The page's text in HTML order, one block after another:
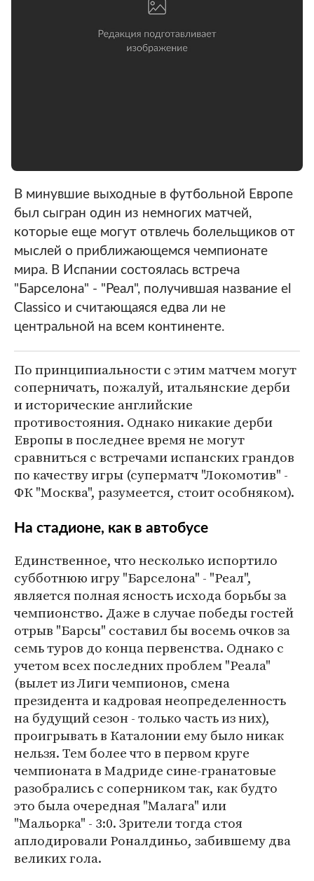
В минувшие выходные в футбольной Европе
был сыгран один из немногих матчей,
которые еще могут отвлечь болельщиков от
мыслей о приближающемся чемпионате
мира. В Испании состоялась встреча
"Барселона" - "Реал", получившая название el
Classico и считающаяся едва ли не
центральной на всем континенте.
По принципиальности с этим матчем могут
соперничать, пожалуй, итальянские дерби
и исторические английские
противостояния. Однако никакие дерби
Европы в последнее время не могут
сравниться с встречами испанских грандов
по качеству игры (суперматч "Локомотив" -
ФК "Москва", разумеется, стоит особняком).
На стадионе, как в автобусе
Единственное, что несколько испортило
субботнюю игру "Барселона" - "Реал",
является полная ясность исхода борьбы за
чемпионство. Даже в случае победы гостей
отрыв "Барсы" составил бы восемь очков за
семь туров до конца первенства. Однако с
учетом всех последних проблем "Реала"
(вылет из Лиги чемпионов, смена
президента и кадровая неопределенность
на будущий сезон - только часть из них),
проигрывать в Каталонии ему было никак
нельзя. Тем более что в первом круге
чемпионата в Мадриде сине-гранатовые
разобрались с соперником так, как будто
это была очередная "Малага" или
"Мальорка" - 3:0. Зрители тогда стоя
аплодировали Роналдиньо, забившему два
великих гола.